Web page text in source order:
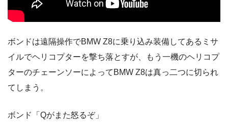
ボンドは遠隔操作でBMW Z8に乗り込み装備してあるミサ
イルでヘリコプターを撃ち落とすが、もう一機のヘリコプ
ターのチェーンソーによってBMW Z8は真っ二つに切られ
てしまう。
ボンド「Qがまた怒るぞ」